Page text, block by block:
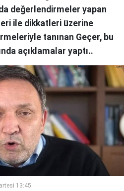
değerlendirmeler yapan
ile dikkatleri üzerine
tanınan Geçer, bu
açıklamalar yaptı..
13:45